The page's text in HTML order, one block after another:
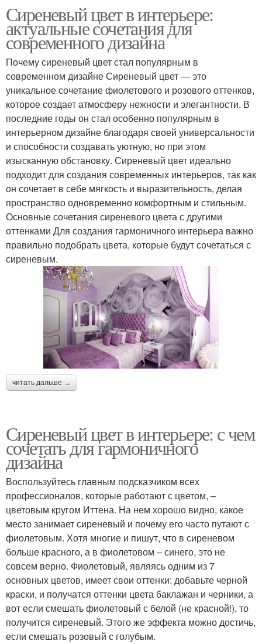
Сиреневый цвет в интерьере:
актуальные сочетания для
современного дизайна
Почему сиреневый цвет стал популярным в
современном дизайне Сиреневый цвет — это
уникальное сочетание фиолетового и розового оттенков,
которое создает атмосферу нежности и элегантности. В
последние годы он стал особенно популярным в
интерьерном дизайне благодаря своей универсальности
и способности создавать уютную, но при этом
изысканную обстановку. Сиреневый цвет идеально
подходит для создания современных интерьеров, так как
он сочетает в себе мягкость и выразительность, делая
пространство одновременно комфортным и стильным.
Основные сочетания сиреневого цвета с другими
оттенками Для создания гармоничного интерьера важно
правильно подобрать цвета, которые будут сочетаться с
сиреневым.
читать дальше →
Сиреневый цвет в интерьере: с чем
сочетать для гармоничного
дизайна
Воспользуйтесь главным подсказчиком всех
профессионалов, которые работают с цветом, –
цветовым кругом Иттена. На нем хорошо видно, какое
место занимает сиреневый и почему его часто путают с
фиолетовым. Хотя многие и пишут, что в сиреневом
больше красного, а в фиолетовом – синего, это не
совсем верно. Фиолетовый, являясь одним из 7
основных цветов, имеет свои оттенки: добавьте черной
краски, и получатся оттенки цвета баклажан и черники, а
вот если смешать фиолетовый с белой (не красной!), то
получится сиреневый. Этого же эффекта можно достичь,
если смешать розовый с голубым.